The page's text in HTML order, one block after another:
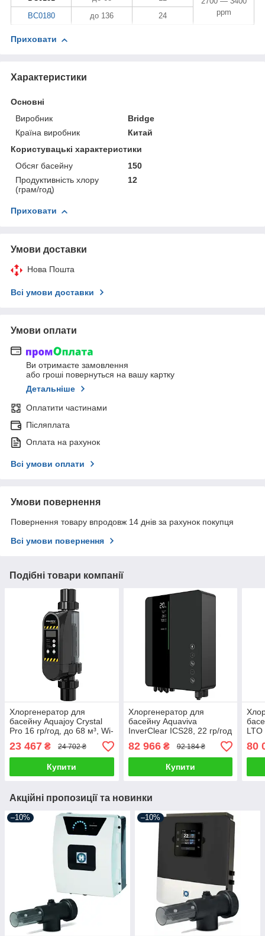
ppm
BC0180 до 136 24
Приховати
Характеристики
Основні
Виробник
Bridge
Країна виробник
Китай
Користувацькі характеристики
Обсяг басейну
150
Продуктивність хлору
(грам/год)
12
Приховати
Умови доставки
Нова Пошта
Всі умови доставки
Умови оплати
Ви отримаєте замовлення
або гроші повернуться на вашу картку
Детальніше
Оплатити частинами
Післяплата
Оплата на рахунок
Всі умови оплати
Умови повернення
Повернення товару впродовж 14 днів за рахунок покупця
Всі умови повернення
Подібні товари компанії
Хлоргенератор для
басейну Aquajoy Crystal
Pro 16 гр/год, до 68 м³, Wi-
Fi
23 467 ₴ 24 702 ₴
Купити
Хлоргенератор для
басейну Aquaviva
InverClear ICS28, 22 гр/год
(басейн до 120 м³)
82 966₴ 92 184 ₴
Купити
LTO
80
Акційні пропозиції та новинки
–10% –10%